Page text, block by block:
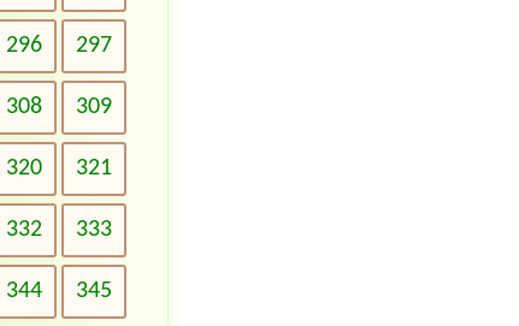
296 297
308 309
320 321
332 333
344 345